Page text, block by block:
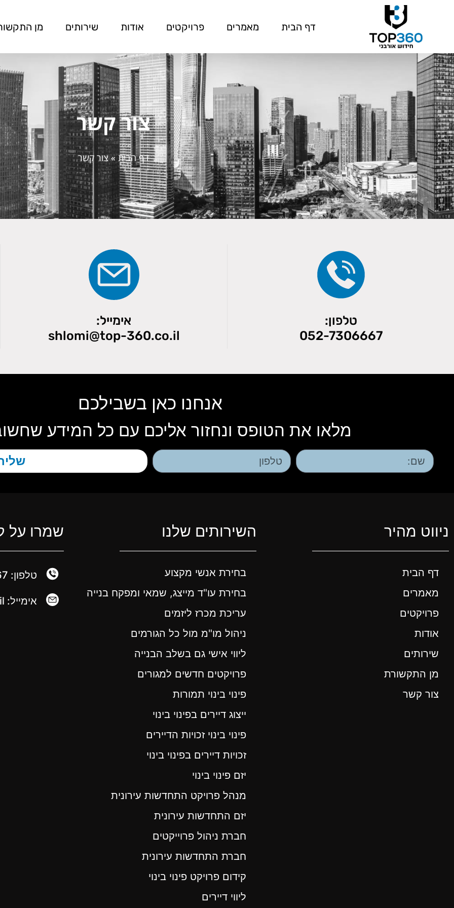
דף הבית מאמרים פרויקטים אודות שירותים מן
צור קשר
דף הבית»צור קשר
טלפון:
052-7306667
אימייל:
shlomi@top-360.co.il
אנחנו כאן בשבילכם
מלאו את הטופס ונחזור אליכם עם כל המידע
ניווט מהיר
דף הבית
מאמרים
פרויקטים
אודות
שירותים
מן התקשורת
צור קשר
השירותים שלנו
בחירת אנשי מקצוע
בחירת עו"ד מייצג, שמאי ומפקח בנייה
עריכת מכרז ליזמים
ניהול מו"מ מול כל הגורמים
ליווי אישי גם בשלב הבנייה
פרויקטים חדשים למגורים
פינוי בינוי תמורות
ייצוג דיירים בפינוי בינוי
פינוי בינוי זכויות הדיירים
זכויות דיירים בפינוי בינוי
יזם פינוי בינוי
מנהל פרויקט התחדשות עירונית
יזם התחדשות עירונית
חברת ניהול פרוייקטים
חברת התחדשות עירונית
קידום פרויקט פינוי בינוי
ליווי דיירים
שמרו על
טלפון: 052-7306667
אימייל: shlomi@top-360.co.il